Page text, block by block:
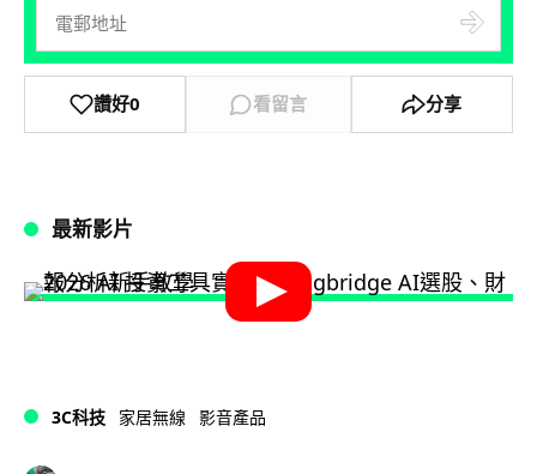
讚好0 看留言 分享
最新影片
3C科技 家居無線 影音產品